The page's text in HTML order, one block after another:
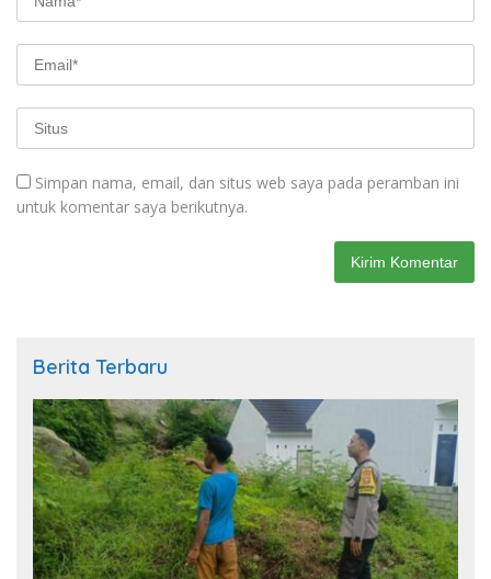
Simpan nama, email, dan situs web saya pada peramban ini
untuk komentar saya berikutnya.
Berita Terbaru